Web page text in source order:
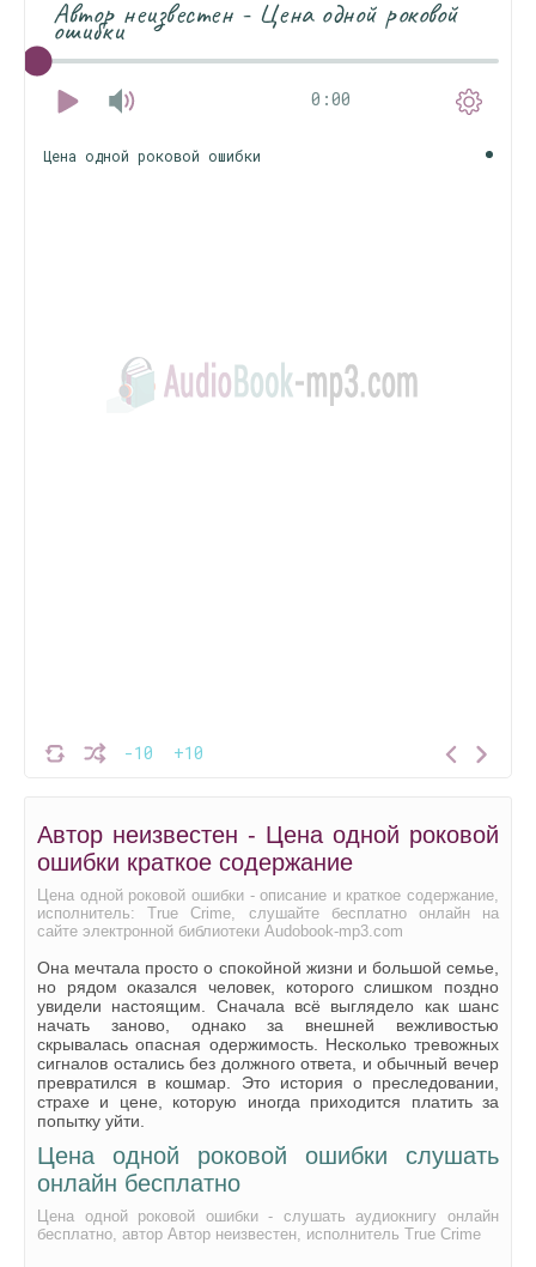
Автор неизвестен - Цена одной роковой
ошибки
0:00
-10 +10
Цена одной роковой ошибки
Автор неизвестен - Цена одной роковой
ошибки краткое содержание
Цена одной роковой ошибки - описание и краткое содержание,
исполнитель: True Crime, слушайте бесплатно онлайн на
сайте электронной библиотеки Audobook-mp3.com
Она мечтала просто о спокойной жизни и большой семье,
но рядом оказался человек, которого слишком поздно
увидели настоящим. Сначала всё выглядело как шанс
начать заново, однако за внешней вежливостью
скрывалась опасная одержимость. Несколько тревожных
сигналов остались без должного ответа, и обычный вечер
превратился в кошмар. Это история о преследовании,
страхе и цене, которую иногда приходится платить за
попытку уйти.
Цена одной роковой ошибки слушать
онлайн бесплатно
Цена одной роковой ошибки - слушать аудиокнигу онлайн
бесплатно, автор Автор неизвестен, исполнитель True Crime